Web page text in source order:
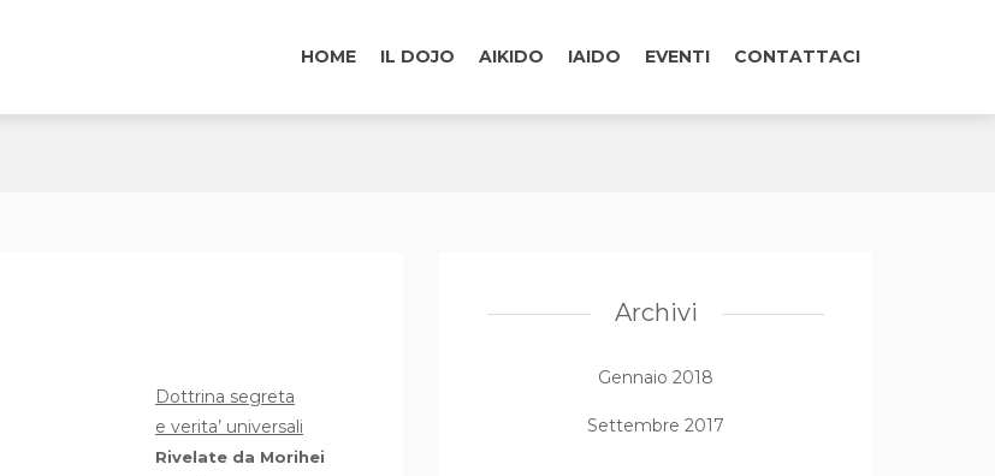
HOME IL DOJO AIKIDO IAIDO EVENTI CONTATTACI
Dottrina segreta
e verita’ universali
Rivelate da Morihei
Archivi
Gennaio 2018
Settembre 2017